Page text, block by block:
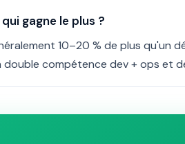
gagne le plus ?
10–20 % de plus qu'un
double compétence dev + ops et